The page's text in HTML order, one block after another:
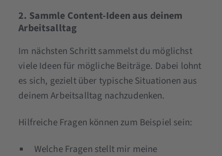
2. Sammle Content-Ideen aus deinem
Arbeitsalltag
Im nächsten Schritt sammelst du möglichst
viele Ideen für mögliche Beiträge. Dabei lohnt
es sich, gezielt über typische Situationen aus
deinem Arbeitsalltag nachzudenken.
Hilfreiche Fragen können zum Beispiel sein:
Welche Fragen stellt mir meine